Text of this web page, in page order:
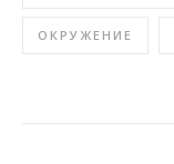
ОКРУЖЕНИЕ